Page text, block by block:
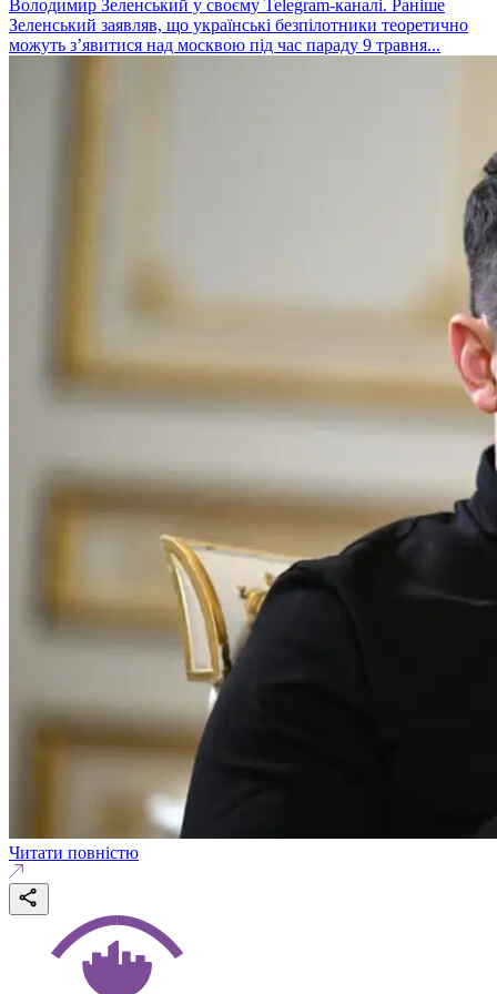
Володимир Зеленський у своєму Telegram-каналі. Раніше
Зеленський заявляв, що українські безпілотники теоретично
можуть з’явитися над москвою під час параду 9 травня...
Читати повністю